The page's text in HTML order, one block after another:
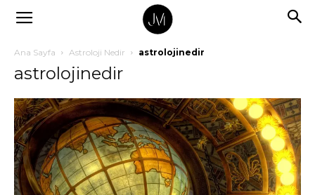
Ana Sayfa Astroloji Nedir astrolojinedir
astrolojinedir